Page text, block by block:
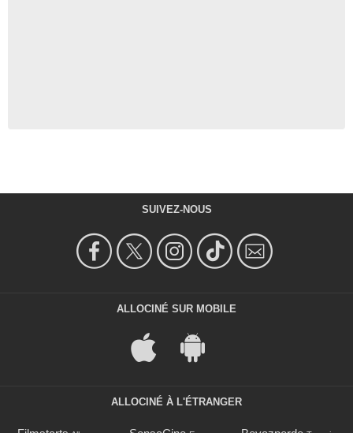
SUIVEZ-NOUS
ALLOCINÉ SUR MOBILE
ALLOCINÉ À L'ÉTRANGER